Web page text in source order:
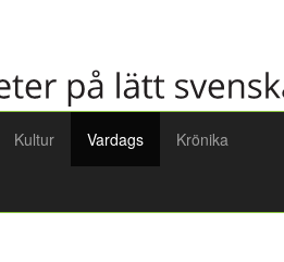
Kultur Vardags Krönika